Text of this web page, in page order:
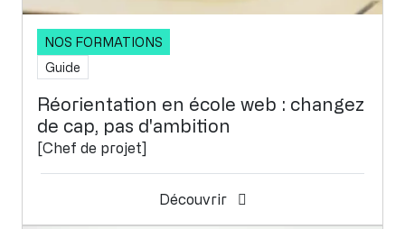
NOS FORMATIONS
Guide
Réorientation en école web : changez
de cap, pas d'ambition
[Chef de projet]
Découvrir